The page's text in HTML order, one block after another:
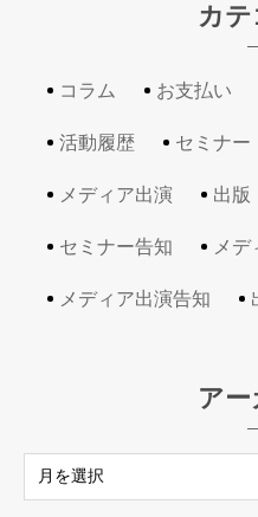
カ
コラム お支払い
活動履歴 セミナー
メディア出演 出版
セミナー告知 メデ
メディア出演告知
ア